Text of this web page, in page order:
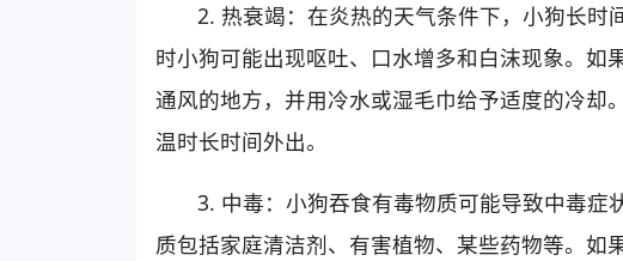
2. 热衰竭：在炎热的天气条件下，小狗长时
时小狗可能出现呕吐、口水增多和白沫现象。如
通风的地方，并用冷水或湿毛巾给予适度的冷却
温时长时间外出。
3. 中毒：小狗吞食有毒物质可能导致中毒症
质包括家庭清洁剂、有害植物、某些药物等。如